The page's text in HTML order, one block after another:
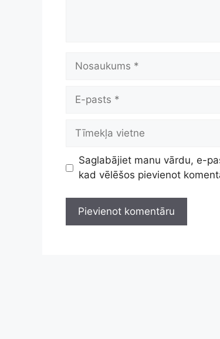
Nosaukums
pasts
Tīmekļa
Saglabājiet manu vārdu, e-
kad vēlēšos pievienot